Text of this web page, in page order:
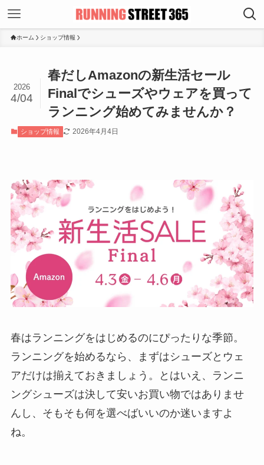
ホーム ショップ情報
春だしAmazonの新生活セール
Finalでシューズやウェアを買って
ランニング始めてみませんか？
2026
4/04
ショップ情報 2026年4月4日
春はランニングをはじめるのにぴったりな季節。
ランニングを始めるなら、まずはシューズとウェ
アだけは揃えておきましょう。とはいえ、ランニ
ングシューズは決して安いお買い物ではありませ
んし、そもそも何を選べばいいのか迷いますよ
ね。